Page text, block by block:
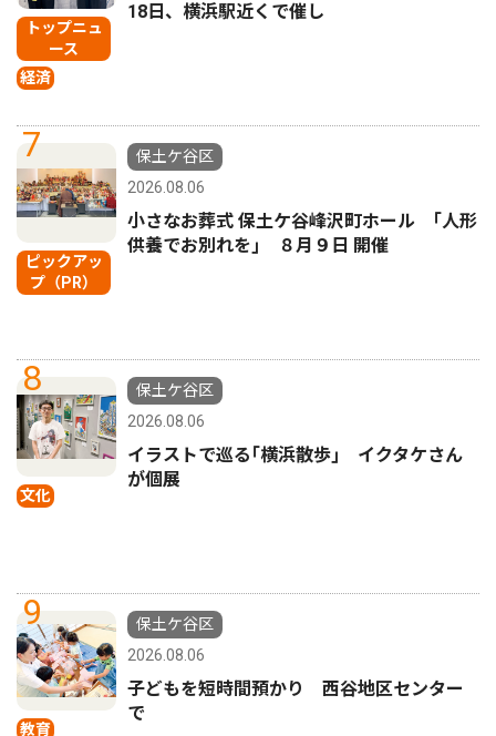
トップニュ
ース
経済
18日、横浜駅近くで催し
7
ピックアッ
プ（PR）
保土ケ谷区
2026.08.06
小さなお葬式 保土ケ谷峰沢町ホール ｢人形
供養でお別れを｣ ８月９日 開催
8
文化
保土ケ谷区
2026.08.06
イラストで巡る｢横浜散歩｣ イクタケさん
が個展
9
教育
保土ケ谷区
2026.08.06
子どもを短時間預かり 西谷地区センター
で